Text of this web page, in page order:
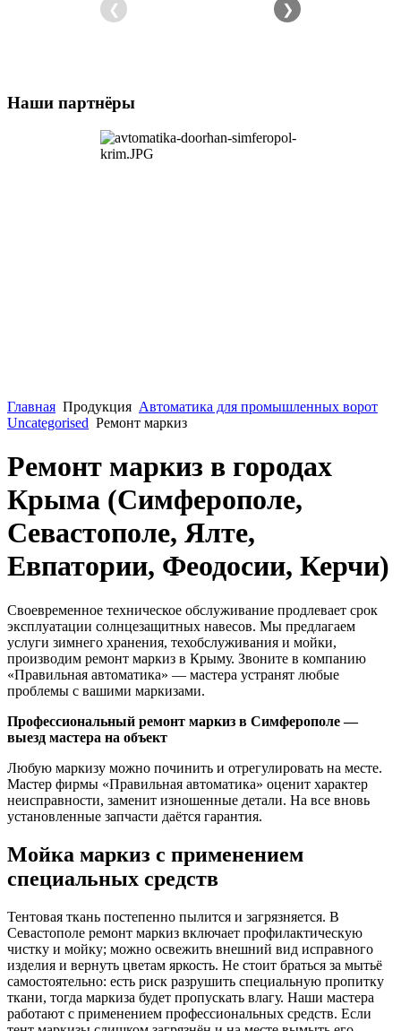
❮ ❯
Наши партнёры
Главная Продукция Автоматика для промышленных ворот
Uncategorised Ремонт маркиз
Ремонт маркиз в городах
Крыма (Симферополе,
Севастополе, Ялте,
Евпатории, Феодосии, Керчи)
Своевременное техническое обслуживание продлевает срок
эксплуатации солнцезащитных навесов. Мы предлагаем
услуги зимнего хранения, техобслуживания и мойки,
производим ремонт маркиз в Крыму. Звоните в компанию
«Правильная автоматика» — мастера устранят любые
проблемы с вашими маркизами.
Профессиональный ремонт маркиз в Симферополе —
выезд мастера на объект
Любую маркизу можно починить и отрегулировать на месте.
Мастер фирмы «Правильная автоматика» оценит характер
неисправности, заменит изношенные детали. На все вновь
установленные запчасти даётся гарантия.
Мойка маркиз с применением
специальных средств
Тентовая ткань постепенно пылится и загрязняется. В
Севастополе ремонт маркиз включает профилактическую
чистку и мойку; можно освежить внешний вид исправного
изделия и вернуть цветам яркость. Не стоит браться за мытьё
самостоятельно: есть риск разрушить специальную пропитку
ткани, тогда маркиза будет пропускать влагу. Наши мастера
работают с применением профессиональных средств. Если